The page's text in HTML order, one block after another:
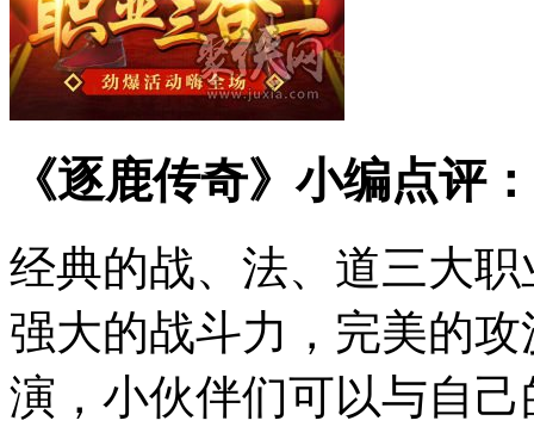
《逐鹿传奇》小编点评：
经典的战、法、道三大
强大的战斗力，完美的
演，小伙伴们可以与自